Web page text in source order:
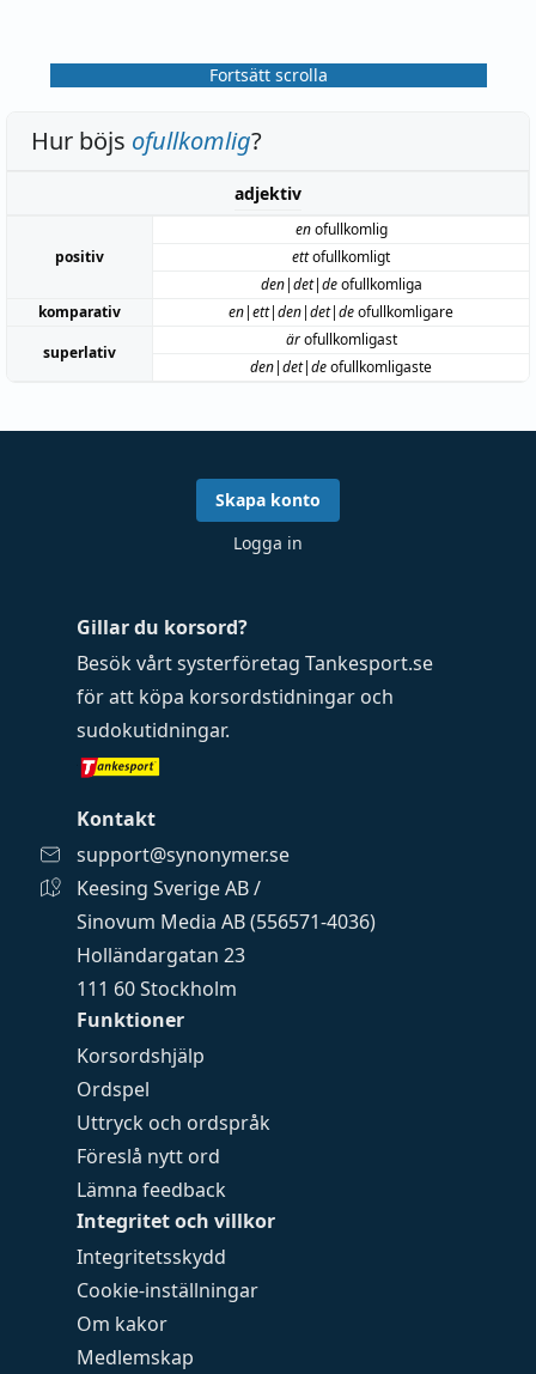
Fortsätt scrolla
Hur böjs ofullkomlig?
adjektiv
positiv
enofullkomlig
ettofullkomligt
den|det|deofullkomliga
komparativ
en|ett|den|det|deofullkomligare
superlativ
ärofullkomligast
den|det|deofullkomligaste
Funktioner
Korsordshjälp
Ordspel
Uttryck och ordspråk
Föreslå nytt ord
Lämna feedback
Integritet och villkor
Integritetsskydd
Cookie-inställningar
Om kakor
Medlemskap
Gillar du korsord?
Besök vårt systerföretag Tankesport.se
för att köpa korsordstidningar och
sudokutidningar.
Kontakt
support@synonymer.se
Keesing Sverige AB /
Sinovum Media AB (556571-4036)
Holländargatan 23
111 60 Stockholm
Skapa konto
Logga in